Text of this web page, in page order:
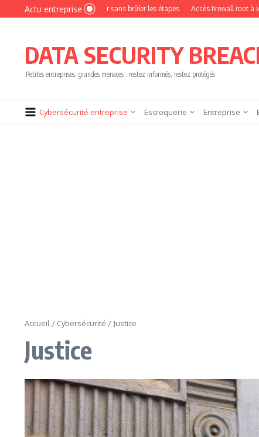
Aller au contenu
Actu entreprise
pentester sans brûler les étapes Accès firewall root à vendre !
DATA SECURITY
Petites entreprises, grandes menaces : restez informés, restez protégés
Cybersécurité entreprise Escroquerie Entreprise
Accueil / Cybersécurité / Justice
Justice